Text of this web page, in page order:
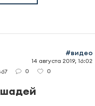
#видео
14 августа 2019, 16:02
0 0